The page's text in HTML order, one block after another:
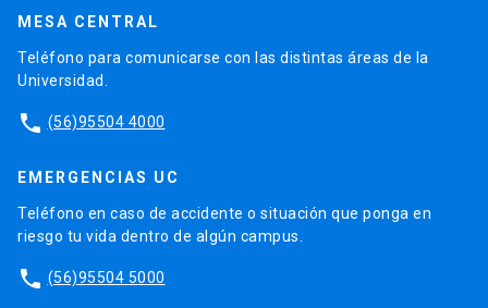
MESA CENTRAL
Teléfono para comunicarse con las distintas áreas de la
Universidad.
phone (56)95504 4000
EMERGENCIAS UC
Teléfono en caso de accidente o situación que ponga en
riesgo tu vida dentro de algún campus.
phone (56)95504 5000